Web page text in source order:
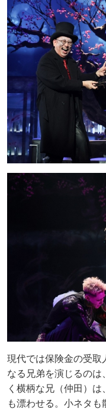
現代では保険金の受取
なる兄弟を演じるのは
く横柄な兄（仲田）
も漂わせる。小ネタ